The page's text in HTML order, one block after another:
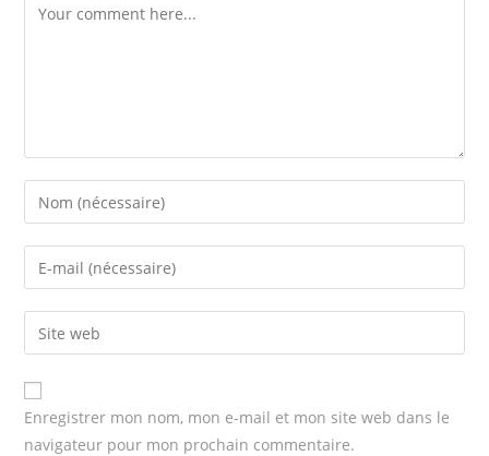
Enregistrer mon nom, mon e-mail et mon site web dans le
navigateur pour mon prochain commentaire.